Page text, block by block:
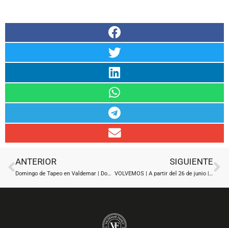
Ant
ANTERIOR
Domingo de Tapeo en Valdemar | Domingo, 12 de julio 13:00h
SIGUIENTE
VOLVEMOS | A partir del 26 de junio | Bodegas Valdemar